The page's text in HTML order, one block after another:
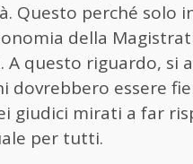
Questo perché solo
della
A questo riguardo, si
dovrebbero essere
giudici mirati a far
per tutti.